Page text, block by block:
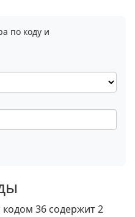
по коду и
кодом 36 содержит 2